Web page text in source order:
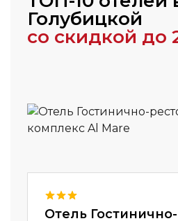
Голубицкой
со скидкой до
Отель Гостинично-